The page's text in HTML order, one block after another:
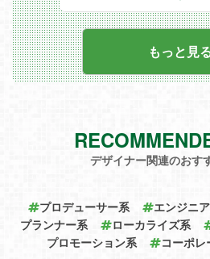
スタートアップで、柔軟
す。例えば：
- フレックスタイム制（
～16:00）導入
- 週2日のリモートワーク
能
世の中にまだ答えのない
リーアダプターである大
革新的プロジェクトを仕
ます。
活かして現場の声を吸い
ーパーソン（開発・クリ
経営陣など）を巻き込み
改善や新機能開発をリー
決裁者へのプレゼンテー
成、および契約交渉・合
事業開発・FB
受注後のプロジェクトオ
クターに連携しスムーズ
渡しをする。
現場のニーズを開発・マ
タルツインを活用したデ
施設管理や技術継承
教育：あらゆる年代の探
ミング教材としての教育
自治体：地方創生・観光PR
コミュニケーション：
ュニケーションコンテン
ョン
※現場プランナーの生の
す。人々の活動領域や意
とバーチャルの垣根を超
くことになります。
当社では、こうした未来
ゆるヒト・モノ・技術を
のOSをつくる」という
す。
製造業・建設業を中心と
イズ企業の課題を起点に
スを推進しています。
近年は製造、建築、不動
など幅広い分野で「実
ル」として活用が進んで
もっと見
デザイナー関連のおす
プロデューサー系 エンジニ
プランナー系
ローカライズ系
プロモーション系
コーポレ